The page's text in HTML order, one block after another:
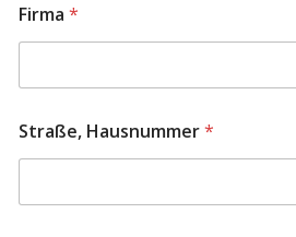
Firma *
Straße, Hausnummer*